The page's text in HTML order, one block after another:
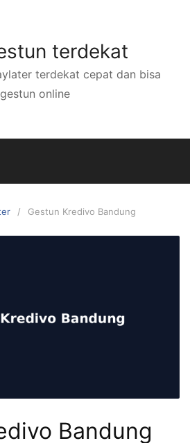
terdekat
terdekat cepat dan bisa
gestun online
Gestun Kredivo Bandung
Bandung